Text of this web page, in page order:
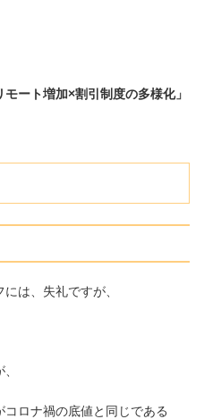
ート増加×割引制度の多様化」
は、失礼ですが、
ロナ禍の底値と同じである